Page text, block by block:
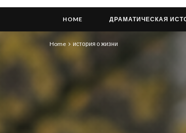
HOME ДРАМАТИЧЕСКАЯ
Home история о жизни